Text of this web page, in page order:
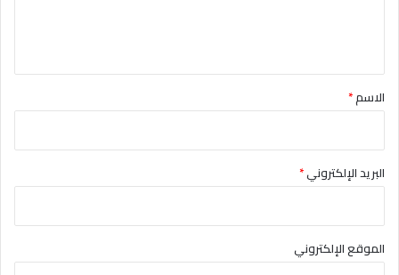
*الاسم*
البريد الإلكتروني*
الموقع الإلكتروني